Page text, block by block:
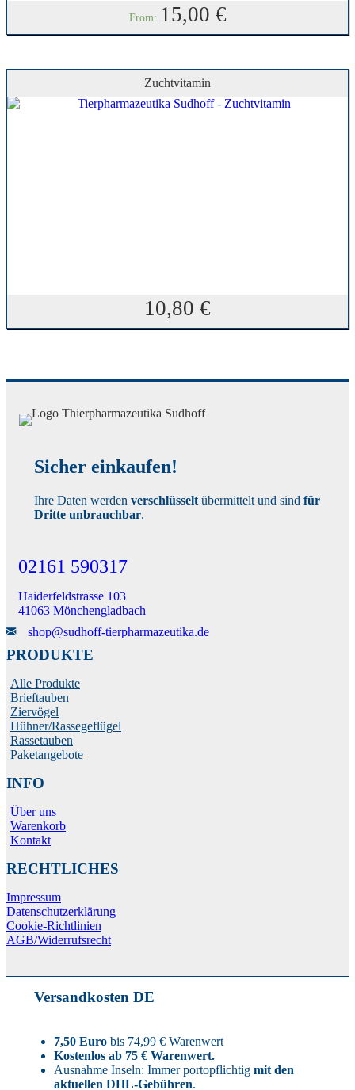
From: 15,00 €
Zuchtvitamin
10,80 €
Sicher einkaufen!
Ihre Daten werden verschlüsselt übermittelt und sind für
Dritte unbrauchbar.
02161 590317
Haiderfeldstrasse 103
41063 Mönchengladbach
Senden Sie uns eine E-Mail
shop@sudhoff-tierpharmazeutika.de
PRODUKTE
Alle Produkte
Brieftauben
Ziervögel
Hühner/Rassegeflügel
Rassetauben
Paketangebote
INFO
Über uns
Warenkorb
Kontakt
RECHTLICHES
Impressum
Datenschutzerklärung
Cookie-Richtlinien
AGB/Widerrufsrecht
Versandkosten DE
7,50 Euro bis 74,99 € Warenwert
Kostenlos ab 75 € Warenwert.
Ausnahme Inseln: Immer portopflichtig mit den
aktuellen DHL-Gebühren.